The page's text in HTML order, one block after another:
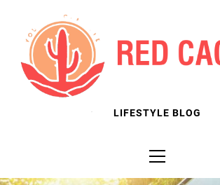
content
LIFESTYLE BLOG
Menu